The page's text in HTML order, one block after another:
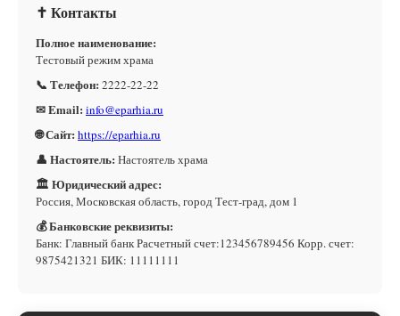
✝ Контакты
Полное наименование:
Тестовый режим храма
📞 Телефон: 2222-22-22
✉ Email: info@eparhia.ru
🌐 Сайт: https://eparhia.ru
👤 Настоятель: Настоятель храма
🏛 Юридический адрес:
Россия, Московская область, город Тест-град, дом 1
💰 Банковские реквизиты:
Банк: Главный банк Расчетный счет:123456789456 Корр. счет:
9875421321 БИК: 11111111